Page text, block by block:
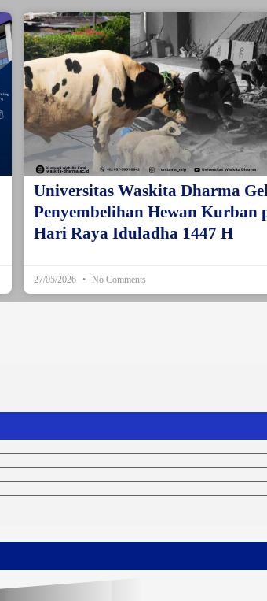
Universitas Waskita Dharma
Penyembelihan Hewan Kurban
Hari Raya Iduladha 1447 H
27/05/2026 No Comments